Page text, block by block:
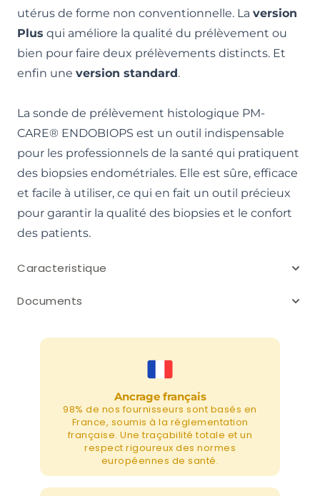
utérus de forme non conventionnelle. La version
Plus qui améliore la qualité du prélèvement ou
bien pour faire deux prélèvements distincts. Et
enfin une version standard.
La sonde de prélèvement histologique PM-
CARE® ENDOBIOPS est un outil indispensable
pour les professionnels de la santé qui pratiquent
des biopsies endométriales. Elle est sûre, efficace
et facile à utiliser, ce qui en fait un outil précieux
pour garantir la qualité des biopsies et le confort
des patients.
Caracteristique
Documents
Ancrage français
98% de nos fournisseurs sont basés en
France, soumis à la réglementation
française. Une traçabilité totale et un
respect rigoureux des normes
européennes de santé.